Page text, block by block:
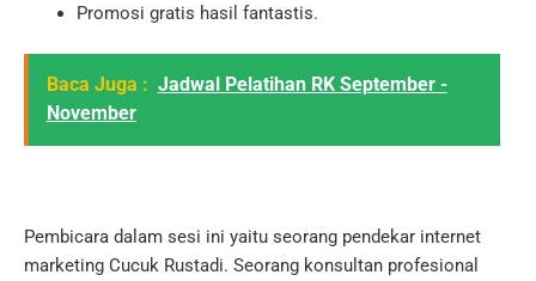
Promosi gratis hasil fantastis.
Baca Juga : Jadwal Pelatihan RK September -
November
Pembicara dalam sesi ini yaitu seorang pendekar internet
marketing Cucuk Rustadi. Seorang konsultan profesional